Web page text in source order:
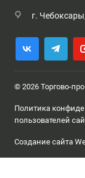
г.
© 2026 Торгово-
Политика
пользователей
Создание сайта